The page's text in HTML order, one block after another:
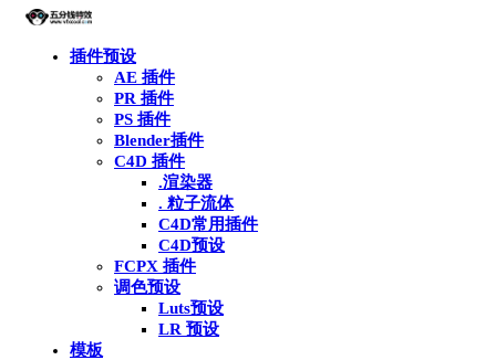
插件预设
AE 插件
PR 插件
PS 插件
Blender插件
C4D 插件
.渲染器
. 粒子流体
C4D常用插件
C4D预设
FCPX 插件
调色预设
Luts预设
LR 预设
模板